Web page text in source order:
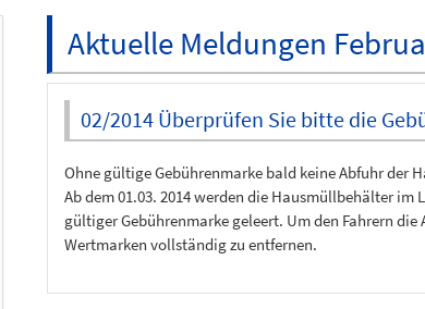
Aktuelle Meldungen
02/2014 Überprüfen Sie bitte die
Ohne gültige Gebührenmarke bald keine Abfuhr der
Ab dem 01.03. 2014 werden die Hausmüllbehälter im
gültiger Gebührenmarke geleert. Um den Fahrern
Wertmarken vollständig zu entfernen.